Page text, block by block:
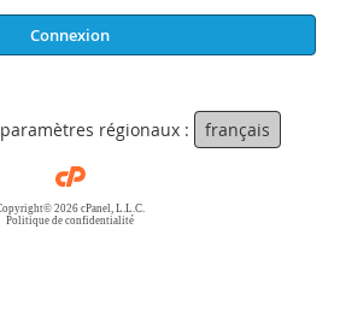
Connexion
régionaux : français
2026 cPanel, L.L.C.
Politique de confidentialité